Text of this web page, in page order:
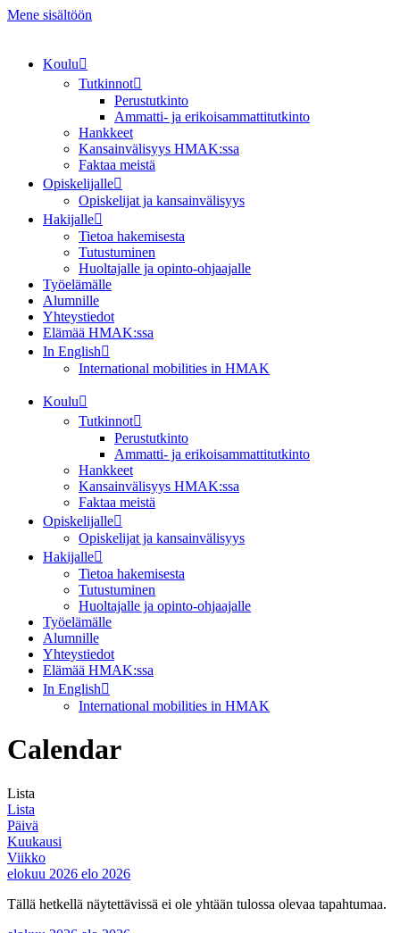
Mene sisältöön
Koulu
Tutkinnot
Perustutkinto
Ammatti- ja erikoisammattitutkinto
Hankkeet
Kansainvälisyys HMAK:ssa
Faktaa meistä
Opiskelijalle
Opiskelijat ja kansainvälisyys
Hakijalle
Tietoa hakemisesta
Tutustuminen
Huoltajalle ja opinto-ohjaajalle
Työelämälle
Alumnille
Yhteystiedot
Elämää HMAK:ssa
In English
International mobilities in HMAK
Koulu
Tutkinnot
Perustutkinto
Ammatti- ja erikoisammattitutkinto
Hankkeet
Kansainvälisyys HMAK:ssa
Faktaa meistä
Opiskelijalle
Opiskelijat ja kansainvälisyys
Hakijalle
Tietoa hakemisesta
Tutustuminen
Huoltajalle ja opinto-ohjaajalle
Työelämälle
Alumnille
Yhteystiedot
Elämää HMAK:ssa
In English
International mobilities in HMAK
Calendar
Lista
Lista
Päivä
Kuukausi
Viikko
elokuu 2026 elo 2026
Tällä hetkellä näytettävissä ei ole yhtään tulossa olevaa tapahtumaa.